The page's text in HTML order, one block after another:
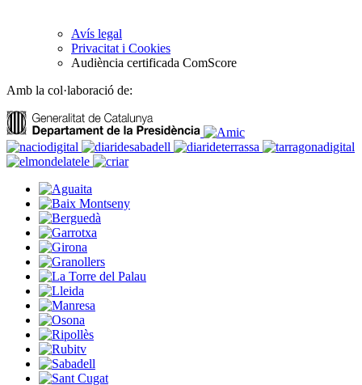
Avís legal
Privacitat i Cookies
Audiència certificada ComScore
Amb la col·laboració de: